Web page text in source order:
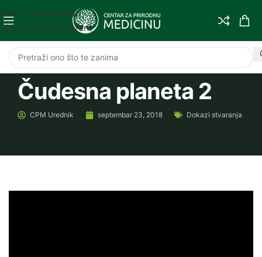
Skip to navigation
Skip to main content
Čudesna planeta 2
CPM Urednik septembar 23, 2018 Dokazi stvaranja